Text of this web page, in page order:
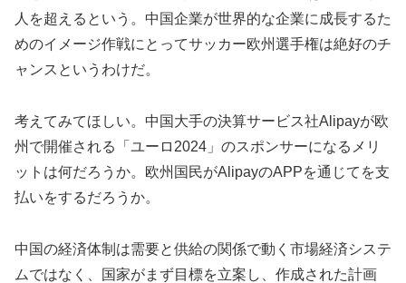
人を超えるという。中国企業が世界的な企業に成長するた
めのイメージ作戦にとってサッカー欧州選手権は絶好のチ
ャンスというわけだ。
考えてみてほしい。中国大手の決算サービス社Alipayが欧
州で開催される「ユーロ2024」のスポンサーになるメリ
ットは何だろうか。欧州国民がAlipayのAPPを通じてを支
払いをするだろうか。
中国の経済体制は需要と供給の関係で動く市場経済システ
ムではなく、国家がまず目標を立案し、作成された計画